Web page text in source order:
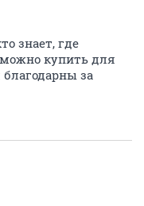
знает, где
купить для
благодарны за